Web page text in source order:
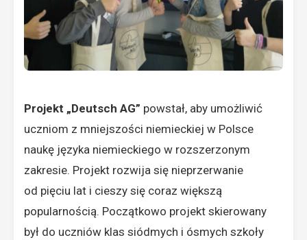
Projekt „Deutsch AG” powstał, aby umożliwić
uczniom z mniejszości niemieckiej w Polsce
naukę języka niemieckiego w rozszerzonym
zakresie. Projekt rozwija się nieprzerwanie
od pięciu lat i cieszy się coraz większą
popularnością. Początkowo projekt skierowany
był do uczniów klas siódmych i ósmych szkoły